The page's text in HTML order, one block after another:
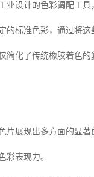
业设计的色彩调配工具
的标准色彩，通过将
简化了传统橡胶着色
片展现出多方面的显著
彩表现力。